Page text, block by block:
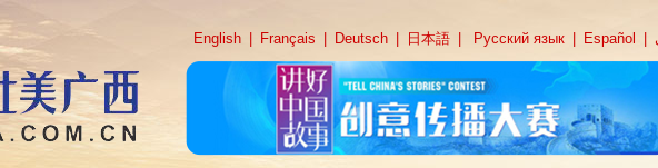
English Français Deutsch 日本語 Русский язык Español